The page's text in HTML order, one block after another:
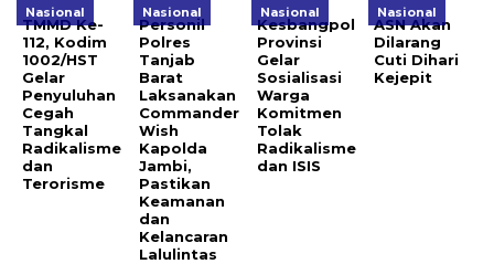
Nasional
TMMD Ke-
112, Kodim
1002/HST
Gelar
Penyuluhan
Cegah
Tangkal
Radikalisme
dan
Terorisme
Nasional
Personil
Polres
Tanjab
Barat
Laksanakan
Commander
Wish
Kapolda
Jambi,
Pastikan
Keamanan
dan
Kelancaran
Lalulintas
Nasional
Kesbangpol
Provinsi
Gelar
Sosialisasi
Warga
Komitmen
Tolak
Radikalisme
dan ISIS
Nasional
ASN Akan
Dilarang
Cuti Dihari
Kejepit